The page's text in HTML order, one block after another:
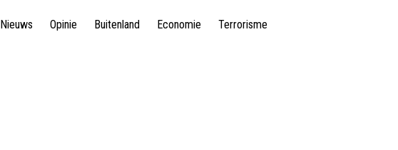
Nieuws Opinie Buitenland Economie Terrorisme